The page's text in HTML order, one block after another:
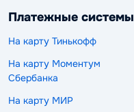
Платежные системы
На карту Тинькофф
На карту Моментум
Сбербанка
На карту МИР